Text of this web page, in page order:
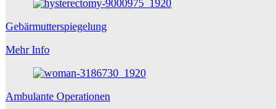
Gebärmutterspiegelung
Mehr Info
Ambulante Operationen